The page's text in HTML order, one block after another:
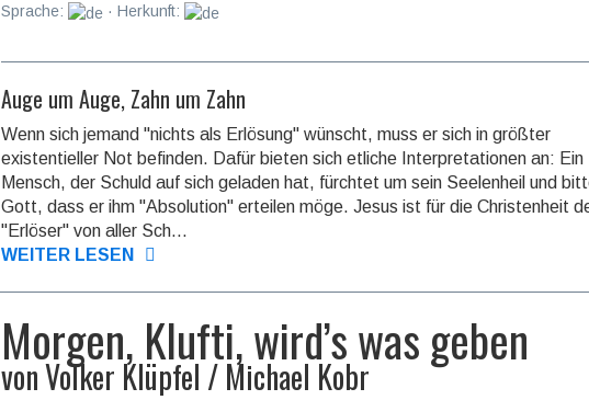
Sprache:
· Herkunft:
Auge um Auge, Zahn um Zahn
Wenn sich jemand "nichts als Erlösung" wünscht, muss er sich in größter
existentieller Not befinden. Dafür bieten sich etliche Interpretationen an: Ein
Mensch, der Schuld auf sich geladen hat, fürchtet um sein Seelenheil und
Gott, dass er ihm "Absolution" erteilen möge. Jesus ist für die Christenheit
"Erlöser" von aller Sch...
WEITER LESEN
Morgen, Klufti, wird’s was geben
vonVolker Klüpfel / Michael Kobr